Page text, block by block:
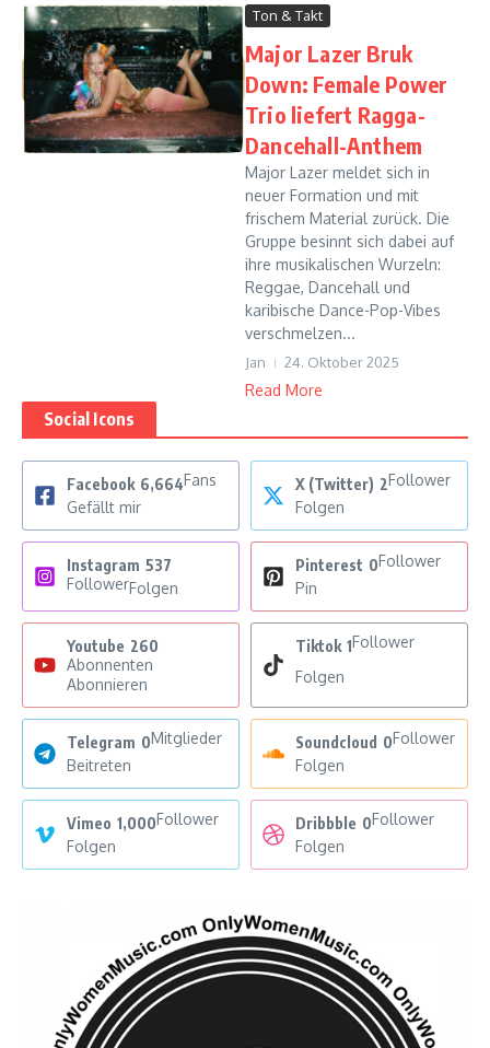
Ton & Takt
Major Lazer Bruk
Down: Female Power
Trio liefert Ragga-
Dancehall-Anthem
Major Lazer meldet sich in
neuer Formation und mit
frischem Material zurück. Die
Gruppe besinnt sich dabei auf
ihre musikalischen Wurzeln:
Reggae, Dancehall und
karibische Dance-Pop-Vibes
verschmelzen...
Jan 24. Oktober 2025
Read More
Social Icons
Facebook 6,664Fans
Gefällt mir
X (Twitter) 2Follower
Folgen
Instagram 537
FollowerFolgen
Pinterest 0Follower
Pin
Youtube 260
Abonnenten
Abonnieren
Tiktok 1Follower
Folgen
Telegram 0Mitglieder
Beitreten
Soundcloud 0Follower
Folgen
Vimeo 1,000Follower
Folgen
Dribbble 0Follower
Folgen